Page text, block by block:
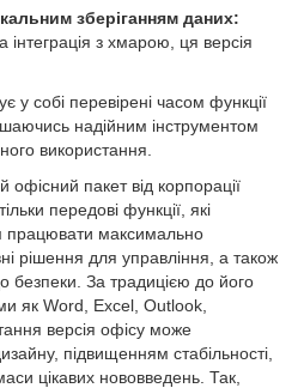
зберіганням даних:
з хмарою, ця версія
у собі перевірені часом функції
надійним інструментом
використання.
пакет від корпорації
передові функції, які
працювати максимально
рішення для управління, а також
безпеки. За традицією до його
як Word, Excel, Outlook,
версія офісу може
підвищенням стабільності,
цікавих нововведень. Так,